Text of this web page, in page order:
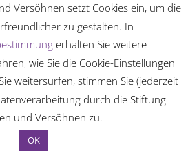
Kassel
0004 0606 01
und Versöhnen des
Bundes |
Versöhnen setzt Cookies ein, um die
zu gestalten. In
erhalten Sie weitere
wie Sie die Cookie-Einstellungen
weitersurfen, stimmen Sie (jederzeit
durch die Stiftung
und Versöhnen zu.
OK